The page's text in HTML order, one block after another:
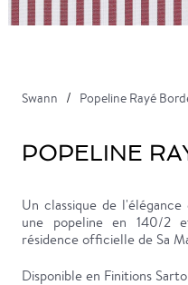
Swann Popeline Rayé
POPELINE
Un classique de
une popeline en 140/2
résidence officielle de Sa
Disponible en Finitions